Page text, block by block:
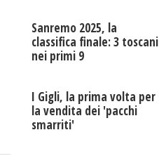
Sanremo 2025, la
classifica finale: 3 toscani
nei primi 9
I Gigli, la prima volta per
la vendita dei 'pacchi
smarriti'